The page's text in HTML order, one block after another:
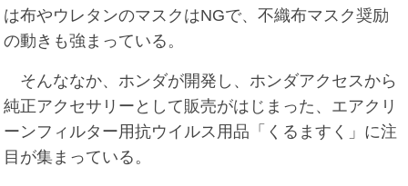
は布やウレタンのマスクはNGで、不織布マスク奨励
の動きも強まっている。
そんななか、ホンダが開発し、ホンダアクセスから
純正アクセサリーとして販売がはじまった、エアクリ
ーンフィルター用抗ウイルス用品「くるますく」に注
目が集まっている。